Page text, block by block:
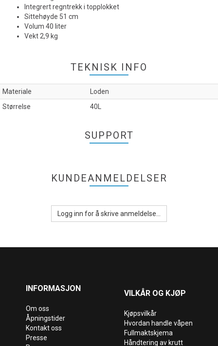
Integrert regntrekk i topplokket
Sittehøyde 51 cm
Volum 40 liter
Vekt 2,9 kg
TEKNISK INFO
Materiale
Loden
Størrelse
40L
SUPPORT
KUNDEANMELDELSER
Logg inn for å skrive anmeldelse...
INFORMASJON
Om oss
Åpningstider
Kontakt oss
Presse
VILKÅR OG KJØP
Kjøpsvilkår
Hvordan handle våpen
Fullmaktskjema
Håndtering av krutt